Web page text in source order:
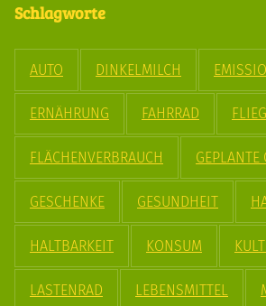
Schlagworte
AUTO DINKELMILCH
ERNÄHRUNG FAHRRAD
FLÄCHENVERBRAUCH GEPLANTE
GESCHENKE GESUNDHEIT
HALTBARKEIT KONSUM
LASTENRAD LEBENSMITTEL